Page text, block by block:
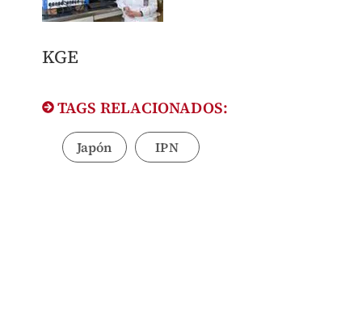
​KGE
TAGS RELACIONADOS:
Japón IPN